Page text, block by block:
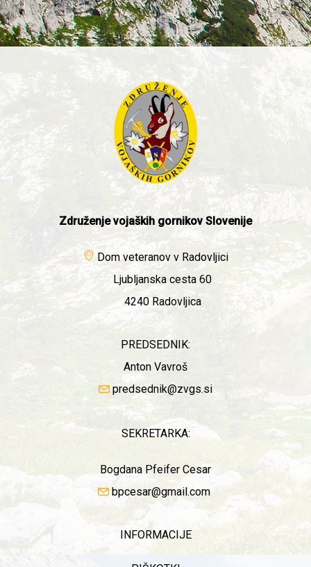
Združenje vojaških gornikov Slovenije
Dom veteranov v Radovljici
Ljubljanska cesta 60
4240 Radovljica
PREDSEDNIK:
Anton Vavroš
predsednik@zvgs.si
SEKRETARKA:
Bogdana Pfeifer Cesar
bpcesar@gmail.com
INFORMACIJE